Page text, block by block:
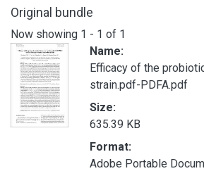
Original bundle
Now showing 1 - 1 of 1
Name:
Efficacy of the
strain.pdf-PDFA.pdf
Size:
635.39 KB
Format:
Adobe Portable